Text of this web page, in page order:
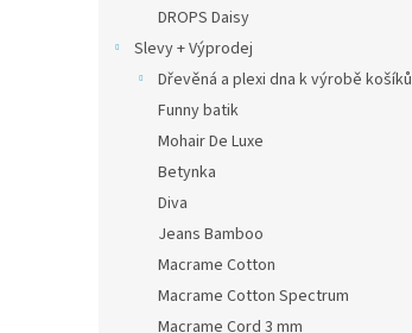
DROPS Daisy
Slevy + Výprodej
Dřevěná a plexi dna k výrobě košíků
Funny batik
Mohair De Luxe
Betynka
Diva
Jeans Bamboo
Macrame Cotton
Macrame Cotton Spectrum
Macrame Cord 3 mm